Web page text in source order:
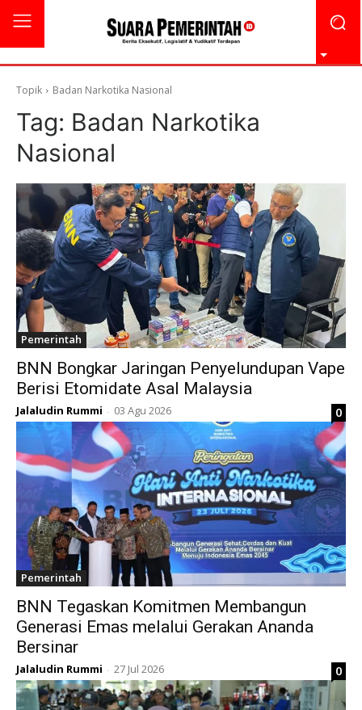
Topik Badan Narkotika Nasional
Tag: Badan Narkotika
Nasional
Pemerintah
BNN Bongkar Jaringan Penyelundupan Vape
Berisi Etomidate Asal Malaysia
Jalaludin Rummi - 03 Agu 2026 0
Pemerintah
BNN Tegaskan Komitmen Membangun
Generasi Emas melalui Gerakan Ananda
Bersinar
Jalaludin Rummi - 27 Jul 2026 0